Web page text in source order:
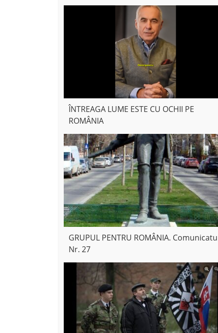
ÎNTREAGA LUME ESTE CU OCHII PE
ROMÂNIA
GRUPUL PENTRU ROMÂNIA.
Nr. 27